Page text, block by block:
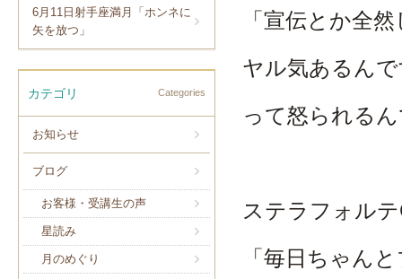
6月11日射手座満月「ホンネに
矢を放つ」
カテゴリ Categories
お知らせ
ブログ
お客様・受講生の声
星読み
月のめぐり
「宣伝とか全
ヤル気あるん
って怒られる
ステラフォル
「毎日ちゃん